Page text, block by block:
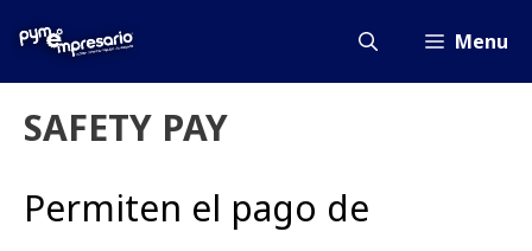
Menu
SAFETY PAY
Permiten el pago de